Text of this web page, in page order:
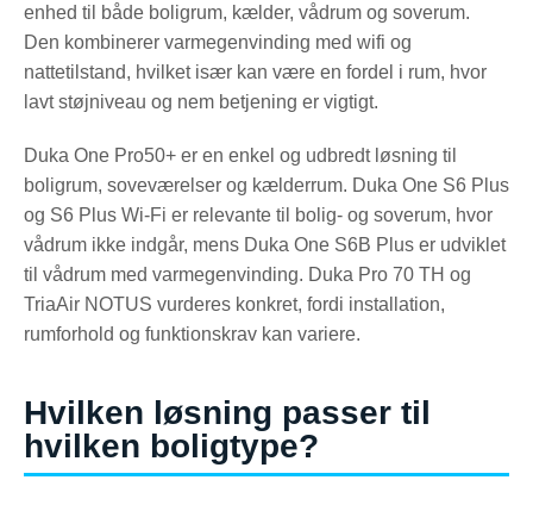
enhed til både boligrum, kælder, vådrum og soverum.
Den kombinerer varmegenvinding med wifi og
nattetilstand, hvilket især kan være en fordel i rum, hvor
lavt støjniveau og nem betjening er vigtigt.
Duka One Pro50+ er en enkel og udbredt løsning til
boligrum, soveværelser og kælderrum. Duka One S6 Plus
og S6 Plus Wi-Fi er relevante til bolig- og soverum, hvor
vådrum ikke indgår, mens Duka One S6B Plus er udviklet
til vådrum med varmegenvinding. Duka Pro 70 TH og
TriaAir NOTUS vurderes konkret, fordi installation,
rumforhold og funktionskrav kan variere.
Hvilken løsning passer til
hvilken boligtype?